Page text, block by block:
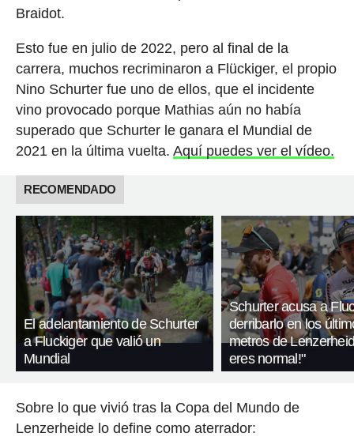
Braidot.
Esto fue en julio de 2022, pero al final de la
carrera, muchos recriminaron a Flückiger, el propio
Nino Schurter fue uno de ellos, que el incidente
vino provocado porque Mathias aún no había
superado que Schurter le ganara el Mundial de
2021 en la última vuelta. Aquí puedes ver el vídeo.
RECOMENDADO
El adelantamiento de Schurter
a Fluckiger que valió un
Mundial
Schurter acusa a
derribarlo en los
metros de
eres normal!"
Sobre lo que vivió tras la Copa del Mundo de
Lenzerheide lo define como aterrador: